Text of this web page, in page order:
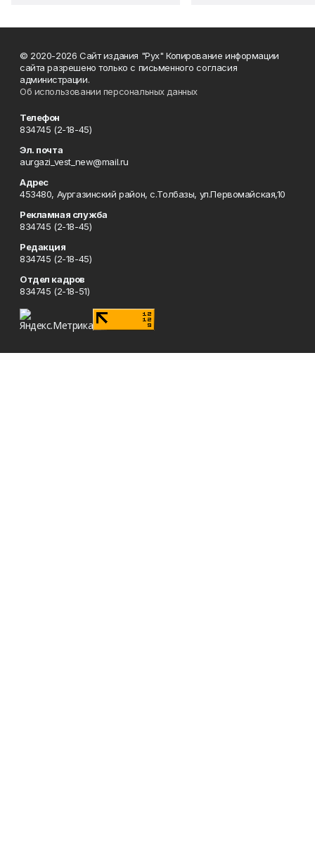
© 2020-2026 Сайт издания "Рух" Копирование информации
сайта разрешено только с письменного согласия
администрации.
Об использовании персональных данных
Телефон
834745 (2-18-45)
Эл. почта
aurgazi_vest_new@mail.ru
Адрес
453480, Аургазинский район, с.Толбазы, ул.Первомайская,10
Рекламная служба
834745 (2-18-45)
Редакция
834745 (2-18-45)
Отдел кадров
834745 (2-18-51)